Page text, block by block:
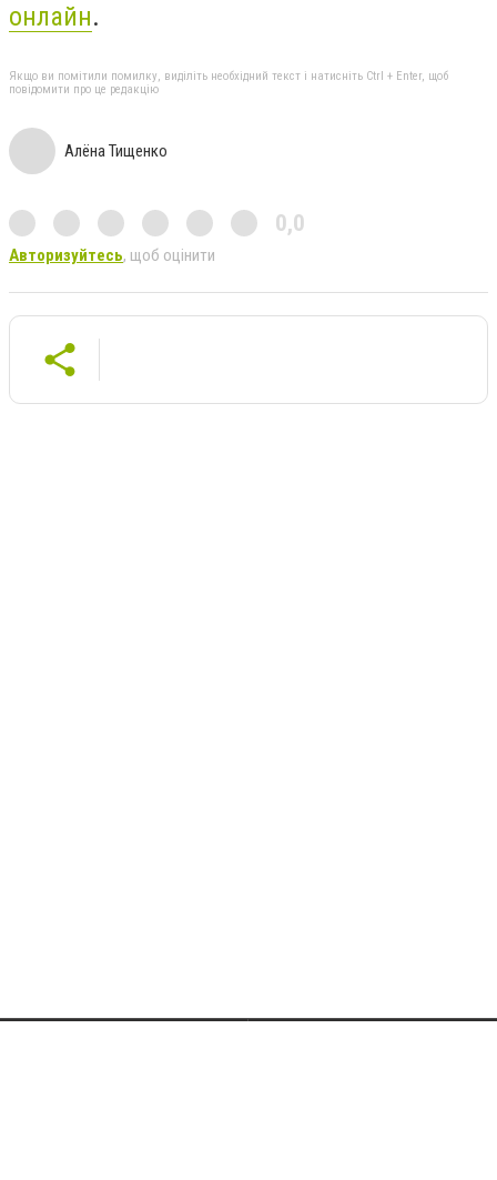
онлайн.
Якщо ви помітили помилку, виділіть необхідний текст і натисніть Ctrl + Enter, щоб
повідомити про це редакцію
Алёна Тищенко
0,0
Авторизуйтесь, щоб оцінити